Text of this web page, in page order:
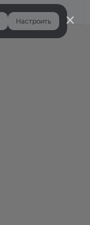
Настроить